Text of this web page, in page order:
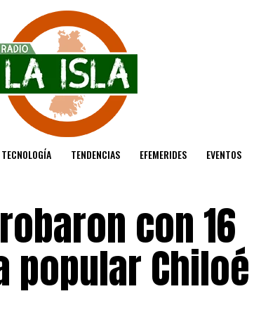
TECNOLOGÍA TENDENCIAS EFEMERIDES EVENTOS
con 16
Chiloé